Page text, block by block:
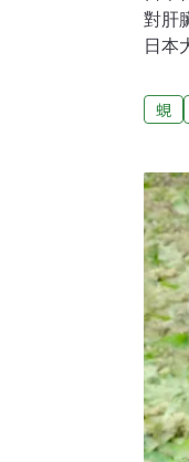
對肝
日本
日本
場第
非計
海洋
式，
選擇
好。
能力
蜆